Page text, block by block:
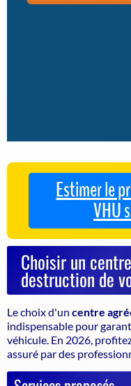
Estimer le
VHU
Choisir un
destruction de
Le choix d'un centre
indispensable pour
véhicule. En 2026,
assuré par des